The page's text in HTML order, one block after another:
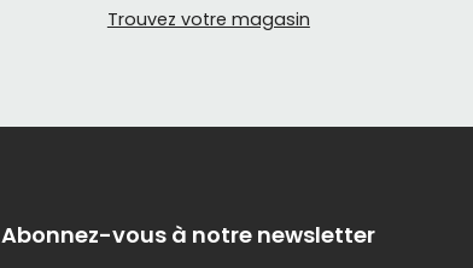
Trouvez votre magasin
Abonnez-vous à notre newsletter